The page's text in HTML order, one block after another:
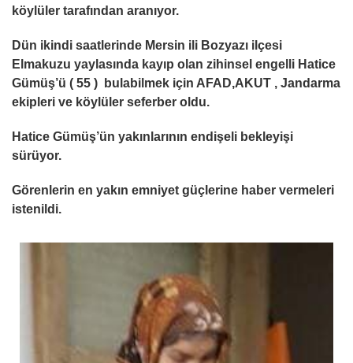
köylüler tarafından aranıyor.
Dün ikindi saatlerinde Mersin ili Bozyazı ilçesi
Elmakuzu yaylasında kayıp olan zihinsel engelli Hatice
Gümüş’ü ( 55 ) bulabilmek için AFAD,AKUT , Jandarma
ekipleri ve köylüler seferber oldu.
Hatice Gümüş’ün yakınlarının endişeli bekleyişi
sürüyor.
Görenlerin en yakın emniyet güçlerine haber vermeleri
istenildi.